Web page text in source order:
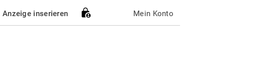
Anzeige inserieren Mein Konto